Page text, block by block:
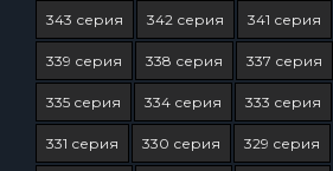
343 серия 342 серия 341 серия
339 серия 338 серия 337 серия
335 серия 334 серия 333 серия
331 серия 330 серия 329 серия